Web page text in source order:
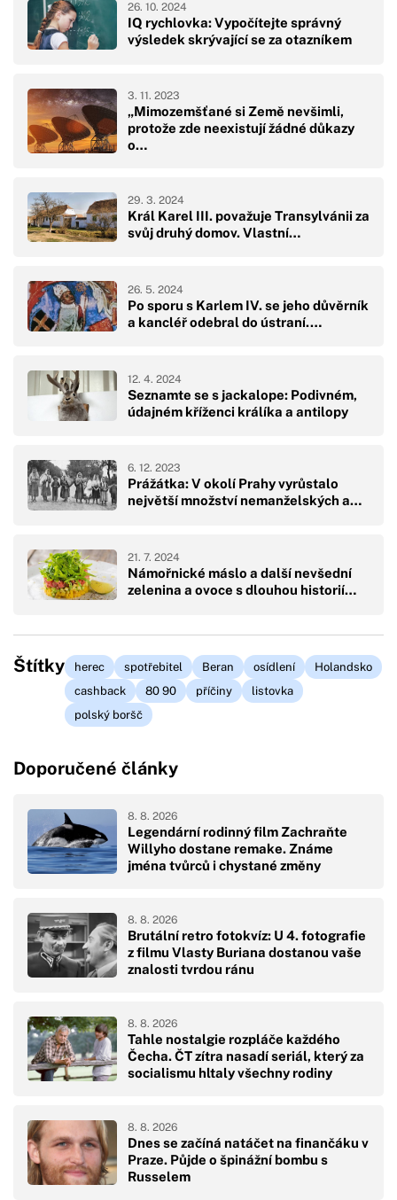
IQ rychlovka: Vypočítejte správný
výsledek skrývající se za otazníkem
26. 10. 2024
„Mimozemšťané si Země nevšimli,
protože zde neexistují žádné důkazy
o…
3. 11. 2023
Král Karel III. považuje Transylvánii za
svůj druhý domov. Vlastní…
29. 3. 2024
Po sporu s Karlem IV. se jeho důvěrník
a kancléř odebral do ústraní.…
26. 5. 2024
Seznamte se s jackalope: Podivném,
údajném kříženci králíka a antilopy
12. 4. 2024
Prážátka: V okolí Prahy vyrůstalo
největší množství nemanželských a…
6. 12. 2023
Námořnické máslo a další nevšední
zelenina a ovoce s dlouhou historií…
21. 7. 2024
Štítky herec spotřebitel Beran osídlení
Holandsko
cashback
80 90 příčiny
listovka
polský boršč
Doporučené články
Legendární rodinný film Zachraňte
Willyho dostane remake. Známe
jména tvůrců i chystané změny
8. 8. 2026
Brutální retro fotokvíz: U 4. fotografie
z filmu Vlasty Buriana dostanou vaše
znalosti tvrdou ránu
8. 8. 2026
Tahle nostalgie rozpláče každého
Čecha. ČT zítra nasadí seriál, který za
socialismu hltaly všechny rodiny
8. 8. 2026
Dnes se začíná natáčet na finančáku v
Praze. Půjde o špinážní bombu s
Russelem
8. 8. 2026